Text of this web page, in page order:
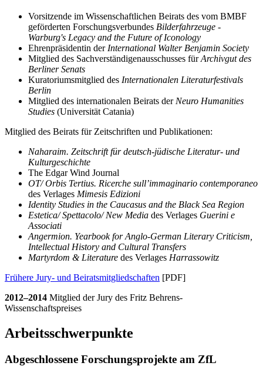
Vorsitzende im Wissenschaftlichen Beirats des vom BMBF
geförderten Forschungsverbundes Bilderfahrzeuge -
Warburg's Legacy and the Future of Iconology
Ehrenpräsidentin der International Walter Benjamin Society
Mitglied des Sachverständigenausschusses fürArchivgut des
Berliner Senats
Kuratoriumsmitglied des Internationalen Literaturfestivals
Berlin
Mitglied des internationalen Beirats derNeuro Humanities
Studies (Universität Catania)
Mitglied des Beirats für Zeitschriften und Publikationen:
Naharaim. Zeitschrift für deutsch-jüdische Literatur- und
Kulturgeschichte
The Edgar Wind Journal
OT/ Orbis Tertius. Ricerche sull’immaginario contemporaneo
des Verlages Mimesis Edizioni
Identity Studies in the Caucasus and the Black Sea Region
Estetica/ Spettacolo/ New Media des Verlages Guerini e
Associati
Angermion. Yearbook for Anglo-German Literary Criticism,
Intellectual History and Cultural Transfers
Martyrdom & Literature des Verlages Harrassowitz
Frühere Jury- und Beiratsmitgliedschaften [PDF]
2012–2014 Mitglied der Jury des Fritz Behrens-
Wissenschaftspreises
Arbeitsschwerpunkte
Abgeschlossene Forschungsprojekte am ZfL